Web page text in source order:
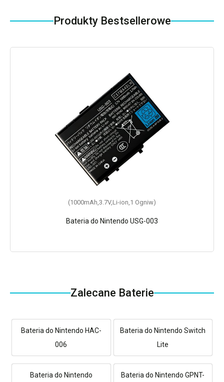
Produkty Bestsellerowe
(1000mAh,3.7V,Li-ion,1 Ogniw)
Bateria do Nintendo USG-003
Zalecane Baterie
Bateria do Nintendo HAC-
006
Bateria do Nintendo Switch
Lite
Bateria do Nintendo
Bateria do Nintendo GPNT-